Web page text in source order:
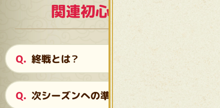
関連初心者ガイド
終戦とは？
次シーズンへの準備とは？